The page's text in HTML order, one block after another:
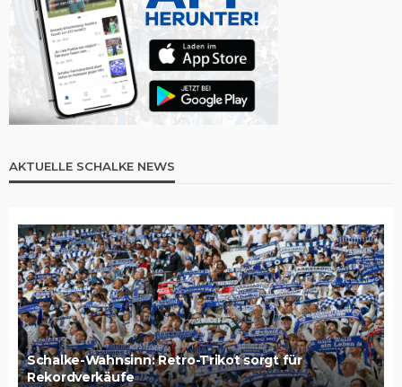
AKTUELLE SCHALKE NEWS
Schalke-Wahnsinn: Retro-Trikot sorgt für
Rekordverkäufe